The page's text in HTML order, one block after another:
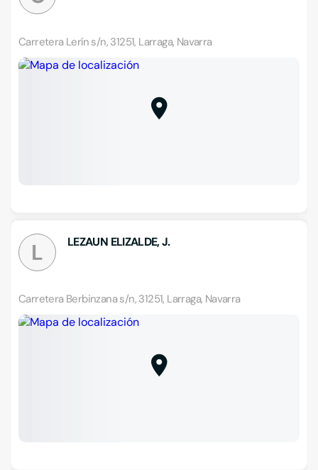
Carretera Lerín s/n, 31251, Larraga, Navarra
L LEZAUN ELIZALDE, J.
Carretera Berbinzana s/n, 31251, Larraga, Navarra